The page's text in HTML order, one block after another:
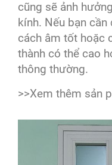
cũng sẽ ảnh
kính. Nếu bạn
cách âm tốt hoặc
thành có thể cao
thông thường.
>>Xem thêm sản